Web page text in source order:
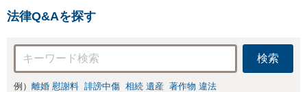
法律Q&Aを探す
検索
例） 離婚 慰謝料 誹謗中傷 相続 遺産 著作物 違法